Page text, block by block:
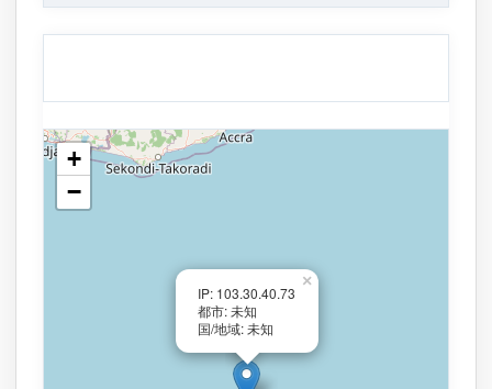
IP: 103.30.40.73
都市: 未知
国/地域: 未知
×
+
−